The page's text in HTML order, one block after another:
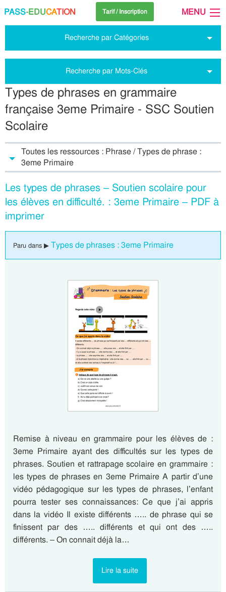
PASS-EDUCATION Tarif / Inscription MENU
Recherche par Catégories
Recherche par Mots-Clés
Types de phrases en grammaire
française 3eme Primaire - SSC Soutien
Scolaire
Toutes les ressources : Phrase / Types de phrase :
3eme Primaire
Les types de phrases – Soutien scolaire pour
les élèves en difficulté. : 3eme Primaire – PDF à
imprimer
Paru dans ▶ Types de phrases : 3eme Primaire
Remise à niveau en grammaire pour les élèves de :
3eme Primaire ayant des difficultés sur les types de
phrases. Soutien et rattrapage scolaire en grammaire :
les types de phrases en 3eme Primaire A partir d’une
vidéo pédagogique sur les types de phrases, l’enfant
pourra tester ses connaissances: Ce que j’ai appris
dans la vidéo Il existe différents ….. de phrase qui se
finissent par des ….. différents et qui ont des …..
différents. – On connait déjà la…
Lire la suite